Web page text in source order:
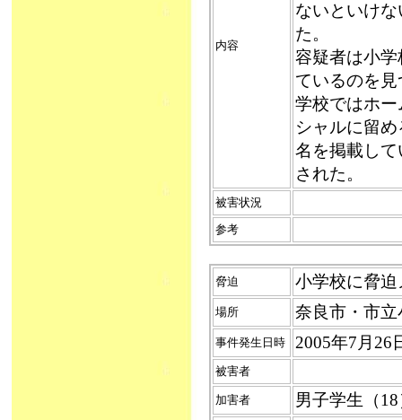
内容
ないといけ
た。
容疑者は小
ているのを
学校ではホ
シャルに留
名を掲載し
された。
被害状況
参考
脅迫 小学校に脅迫
場所 奈良市・市立
事件発生日時 2005年7月
被害者
加害者 男子学生（